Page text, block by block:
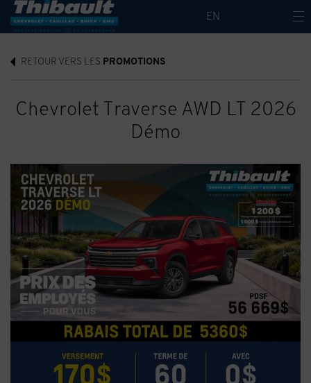
EN
RETOUR VERS LES PROMOTIONS
Chevrolet Traverse AWD LT 2026
Démo